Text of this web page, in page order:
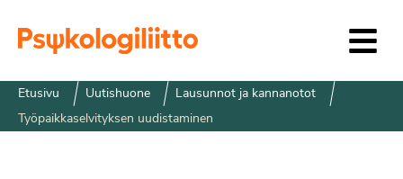
Etusivu Uutishuone
Lausunnot ja kannanotot
Työpaikkaselvityksen uudistaminen